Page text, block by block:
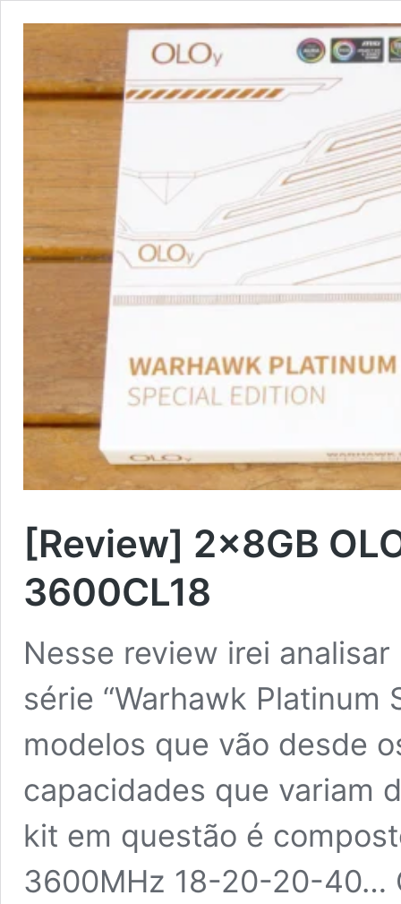
[Review] 2x8GB
3600CL18
Nesse review irei
série “Warhawk Platinum
modelos que vão desde
capacidades que variam
kit em questão é
3600MHz 18-20-20-40…